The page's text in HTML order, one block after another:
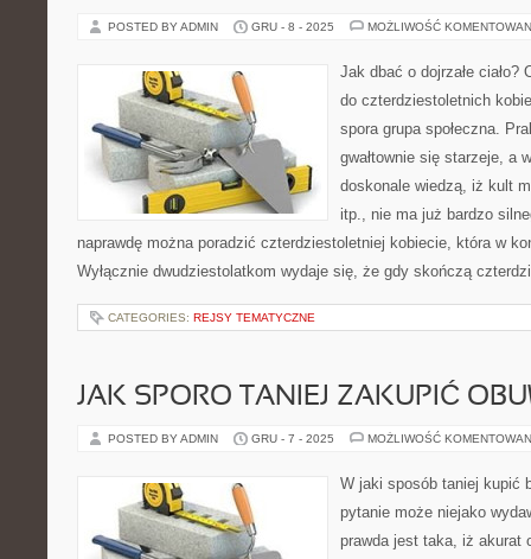
POSTED BY ADMIN GRU - 8 - 2025 MOŻLIWOŚĆ
Jak dbać o dojrzałe ciało?
do czterdziestoletnich
spora grupa społeczna.
gwałtownie się starzeje, a
doskonale wiedzą, iż kult
itp., nie ma już bardzo
naprawdę można poradzić czterdziestoletniej kobiecie, która w
Wyłącznie dwudziestolatkom wydaje się, że gdy skończą
CATEGORIES: REJSY TEMATYCZNE
JAK SPORO TANIEJ ZAKUPIĆ
POSTED BY ADMIN GRU - 7 - 2025 MOŻLIWOŚĆ
W jaki sposób taniej kupić
pytanie może niejako
prawda jest taka, iż akurat